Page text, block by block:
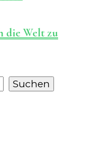
die Welt zu
Suchen